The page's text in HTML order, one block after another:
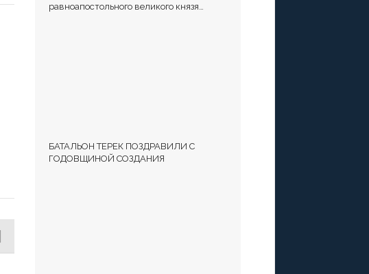
равноапостольного великого князя
БАТАЛЬОН ТЕРЕК ПОЗДРАВИЛИ С
ГОДОВЩИНОЙ СОЗДАНИЯ